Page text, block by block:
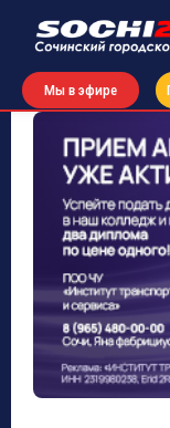
Мы в эфире